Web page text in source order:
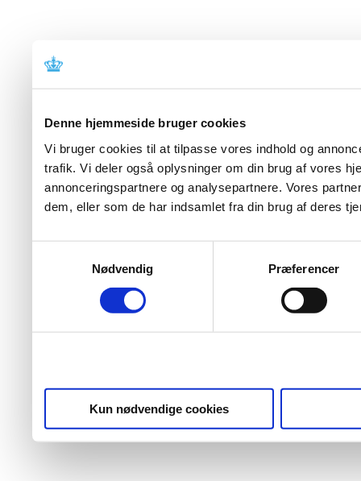
Denne hjemmeside bruger cookies
Vi bruger cookies til at tilpasse vores indhold og
trafik. Vi deler også oplysninger om din brug af vores
annonceringspartnere og analysepartnere. Vores
dem, eller som de har indsamlet fra din brug af deres
Nødvendig
Præferencer
Kun nødvendige cookies